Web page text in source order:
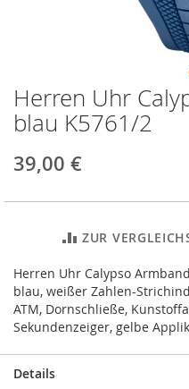
Zum
Anfang
der
springen
Herren Uhr
blau K5761/2
39,00 €
ZUR
Herren Uhr Calypso
blau, weißer Zahlen-
ATM, Dornschließe,
Sekundenzeiger, gelbe
Details